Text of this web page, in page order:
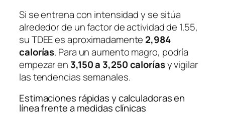
Si se entrena con intensidad y se sitúa
alrededor de un factor de actividad de 1.55,
su TDEE es aproximadamente 2,984
calorías. Para un aumento magro, podría
empezar en 3,150 a 3,250 caloríasy vigilar
las tendencias semanales.
Estimaciones rápidas y calculadoras en
línea frente a medidas clínicas